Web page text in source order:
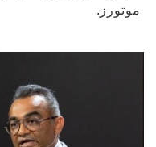
موتورز.